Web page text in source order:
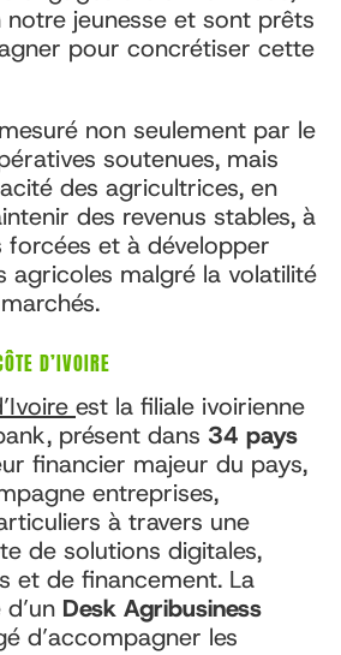
jeunesse et sont prêts
pour concrétiser cette
non seulement par le
soutenues, mais
des agricultrices, en
des revenus stables, à
forcées et à développer
agricoles malgré la volatilité
D’IVOIRE
est la filiale ivoirienne
présent dans 34 pays
financier majeur du pays,
entreprises,
à travers une
de solutions digitales,
et de financement. La
Desk Agribusiness
d’accompagner les